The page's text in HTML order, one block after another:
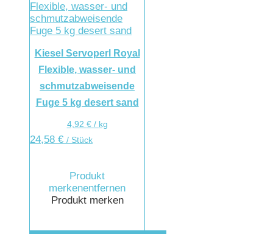
Kiesel Servoperl Royal
Flexible, wasser- und
schmutzabweisende
Fuge 5 kg desert sand
4,92 €/ kg
24,58 € / Stück
Produkt
merkenentfernen
Produkt merken